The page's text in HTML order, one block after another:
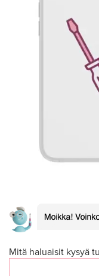
Mitä haluaisit kysyä